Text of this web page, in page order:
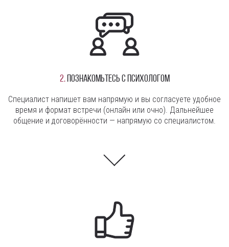
2.Познакомьтесь с психологом
Специалист напишет вам напрямую и вы согласуете удобное
время и формат встречи (онлайн или очно). Дальнейшее
общение и договорённости — напрямую со специалистом.